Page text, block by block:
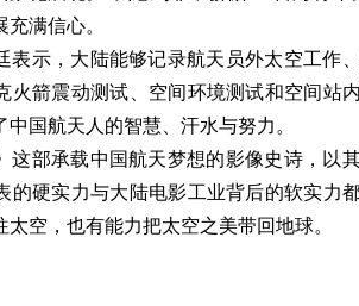
满信心。
表示，大陆能够记录航天员外太空工作
火箭震动测试、空间环境测试和空间站
国航天人的智慧、汗水与努力。
这部承载中国航天梦想的影像史诗，以
的硬实力与大陆电影工业背后的软实力
空，也有能力把太空之美带回地球。